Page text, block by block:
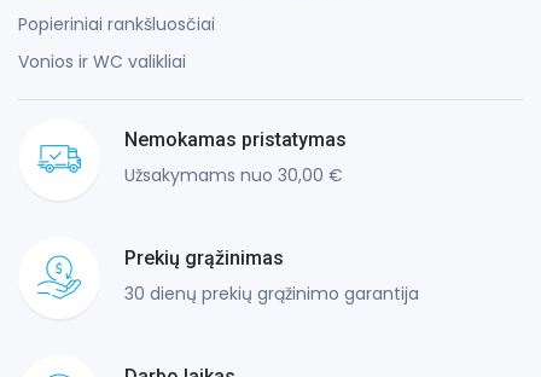
Popieriniai rankšluosčiai
Vonios ir WC valikliai
Nemokamas pristatymas
Užsakymams nuo 30,00 €
Prekių grąžinimas
30 dienų prekių grąžinimo garantija